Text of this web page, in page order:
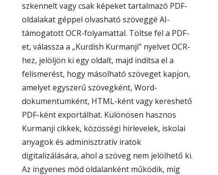
szkennelt vagy csak képeket tartalmazó PDF-
oldalakat géppel olvasható szöveggé AI-
támogatott OCR-folyamattal. Töltse fel a PDF-
et, válassza a „Kurdish Kurmanji” nyelvet OCR-
hez, jelöljön ki egy oldalt, majd indítsa el a
felismerést, hogy másolható szöveget kapjon,
amelyet egyszerű szövegként, Word-
dokumentumként, HTML-ként vagy kereshető
PDF-ként exportálhat. Különösen hasznos
Kurmanji cikkek, közösségi hírlevelek, iskolai
anyagok és adminisztratív iratok
digitalizálására, ahol a szöveg nem jelölhető ki.
Az ingyenes mód oldalanként működik, míg